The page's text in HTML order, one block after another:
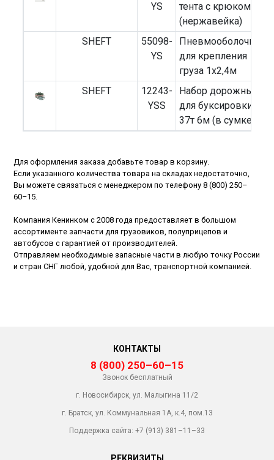
YS
тента с крюком
(нержавейка)
SHEFT
55098-
YS
Пневмооболочка
для крепления
груза 1x2,4м
SHEFT
12243-
YSS
Набор дорожный
для буксировки
37т 6м (в сумке)
Для оформления заказа добавьте товар в корзину.
Если указанного количества товара на складах недостаточно,
Вы можете связаться с менеджером по телефону8 (800) 250–
60–15.
Компания Кенинком с 2008 года предоставляет в большом
ассортименте запчасти для грузовиков, полуприцепов и
автобусов с гарантией от производителей.
Отправляем необходимые запасные части в любую точку России
и стран СНГ любой, удобной для Вас, транспортной компанией.
КОНТАКТЫ
8 (800) 250–60–15
Звонок бесплатный
г. Новосибирск, ул. Малыгина 11/2
г. Братск, ул. Коммунальная 1А, к.4, пом.13
Поддержка сайта: +7 (913) 381–11–33